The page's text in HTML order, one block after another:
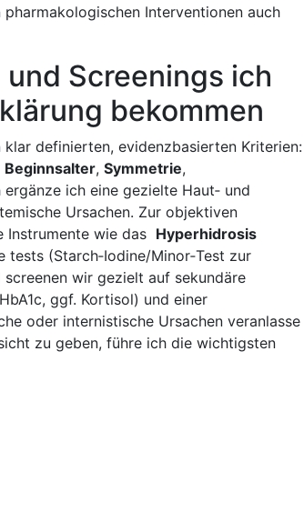
Interventionen auch
Screenings ich
⁣bekommen
definierten, ⁢evidenzbasierten Kriterien:
Beginnsalter, Symmetrie,
​ich eine gezielte Haut‑ und‍
Ursachen. Zur objektiven⁤
wie das
Hyperhidrosis
tests⁢ (Starch‑Iodine/Minor‑Test zur
wir gezielt auf sekundäre
ggf. Kortisol) ‌und⁢ einer
oder internistische⁤ Ursachen⁤ veranlasse
zu geben, führe ich die wichtigsten